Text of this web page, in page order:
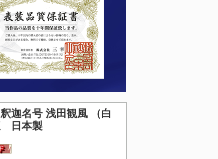
釈迦名号 浅田観風 （白
日本製